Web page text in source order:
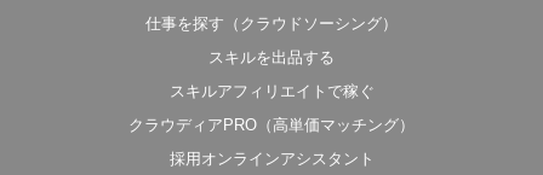
仕事を探す（クラウドソーシング）
スキルを出品する
スキルアフィリエイトで稼ぐ
クラウディアPRO（高単価マッチング）
採用オンラインアシスタント